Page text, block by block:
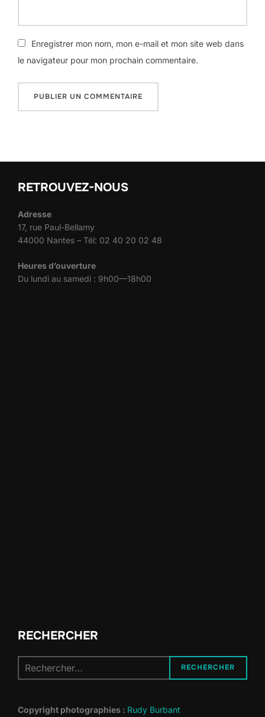
Enregistrer mon nom, mon e-mail et mon site web dans
le navigateur pour mon prochain commentaire.
RETROUVEZ-NOUS
Adresse
17, rue Paul-Bellamy
44000 Nantes – Tél: 02 40 20 02 48
Heures d’ouverture
Du lundi au samedi : 9h00—18h00
RECHERCHER
pour :
RECHERCHER
Copyright photographies : Rudy Burbant